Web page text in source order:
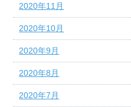
2020年11月
2020年10月
2020年9月
2020年8月
2020年7月